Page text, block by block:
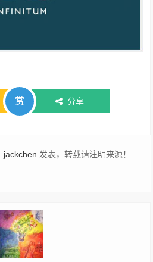
赏 分享
jackchen 发表，转载请注明来源！